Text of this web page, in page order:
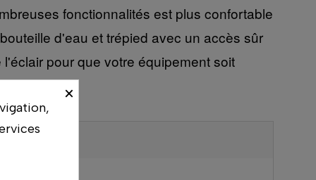
fonctionnalités est plus confortable
d'eau et trépied avec un accès sûr
pour que votre équipement soit
×